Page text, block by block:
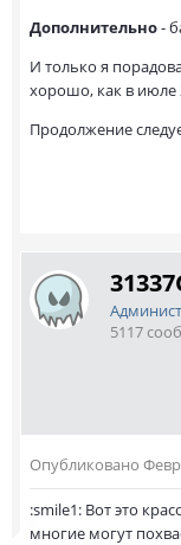
Дополнительно-
И только я
хорошо, как в июле
Продолжение
5117
Опубликовано
:smile1: Вот это
многие могут